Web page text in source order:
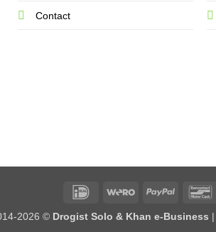
Contact
IDeal Wero PayPal
2026 © Drogist Solo & Khan e-Business |